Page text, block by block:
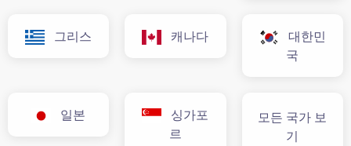
그리스 캐나다
대한민
국
일본
싱가포
르
모든 국가 보
기